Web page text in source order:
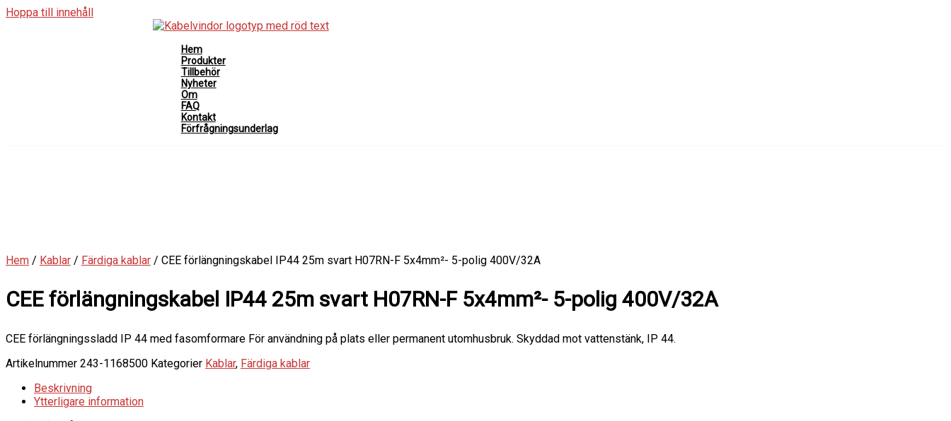
Hoppa till innehåll
Hem
Produkter
Tillbehör
Nyheter
Om
FAQ
Kontakt
Förfrågningsunderlag
Hem / Kablar / Färdiga kablar / CEE förlängningskabel IP44 25m svart H07RN-F 5x4mm²- 5-polig 400V/32A
CEE förlängningskabel IP44 25m svart H07RN-F 5x4mm²- 5-polig 400V/32A
CEE förlängningssladd IP 44 med fasomformare För användning på plats eller permanent utomhusbruk. Skyddad mot vattenstänk, IP 44.
Artikelnummer 243-1168500 Kategorier Kablar, Färdiga kablar
Beskrivning
Ytterligare information